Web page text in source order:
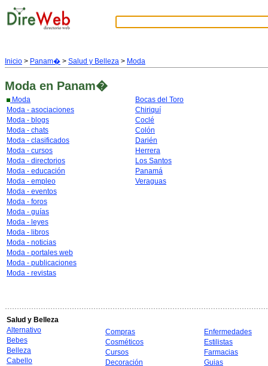
Inicio > Panam� > Salud y Belleza > Moda
Moda en Panam�
Moda
Moda - asociaciones
Moda - blogs
Moda - chats
Moda - clasificados
Moda - cursos
Moda - directorios
Moda - educación
Moda - empleo
Moda - eventos
Moda - foros
Moda - guías
Moda - leyes
Moda - libros
Moda - noticias
Moda - portales web
Moda - publicaciones
Moda - revistas
Bocas del Toro
Chiriquí
Coclé
Colón
Darién
Herrera
Los Santos
Panamá
Veraguas
Salud y Belleza
Alternativo
Bebes
Belleza
Cabello
Compras
Cosméticos
Cursos
Decoración
Enfermedades
Estilistas
Farmacias
Guias